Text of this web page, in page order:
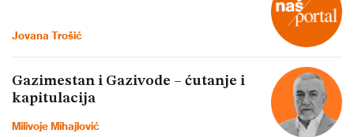
Jovana Trošić
Gazimestan i Gazivode – ćutanje i
kapitulacija
Milivoje Mihajlović